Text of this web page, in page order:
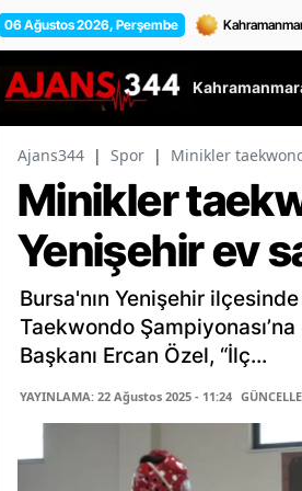
06 Ağustos 2026, Perşembe
Ajans344 | Spor | Minikler
Minikler
Yenişehir ev
Bursa'nın Yenişehir
Taekwondo
Başkanı Ercan Özel, “İlç...
YAYINLAMA: 22 Ağustos 2025 - 11:24